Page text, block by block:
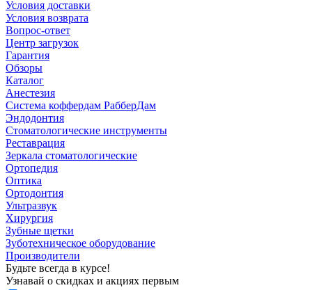
Условия доставки
Условия возврата
Вопрос-ответ
Центр загрузок
Гарантия
Обзоры
Каталог
Анестезия
Система коффердам РабберДам
Эндодонтия
Стоматологические инструменты
Реставрация
Зеркала стоматологические
Ортопедия
Оптика
Ортодонтия
Ультразвук
Хирургия
Зубные щетки
Зуботехническое оборудование
Производители
Будьте всегда в курсе!
Узнавай о скидках и акциях первым